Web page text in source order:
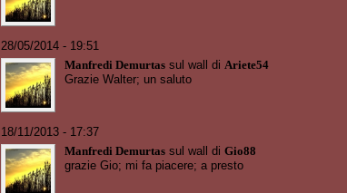
28/05/2014 - 19:51
Manfredi Demurtas sul wall di Ariete54
Grazie Walter; un saluto
18/11/2013 - 17:37
Manfredi Demurtas sul wall di Gio88
grazie Gio; mi fa piacere; a presto